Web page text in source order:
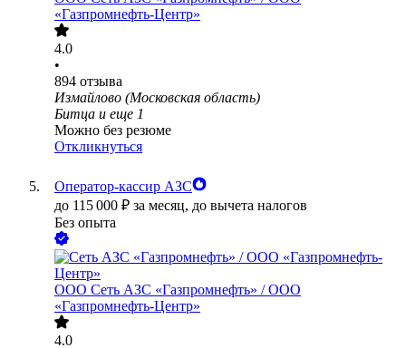
«Газпромнефть-Центр»
4.0
•
894 отзыва
Измайлово (Московская область)
Битца и еще 1
Можно без резюме
Откликнуться
Оператор-кассир АЗС
до 115 000 ₽ за месяц, до вычета налогов
Без опыта
ООО Сеть АЗС «Газпромнефть» / ООО
«Газпромнефть-Центр»
4.0